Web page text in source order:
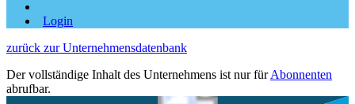
Login
zurück zur Unternehmensdatenbank
Der vollständige Inhalt des Unternehmens ist nur fürAbonnenten
abrufbar.